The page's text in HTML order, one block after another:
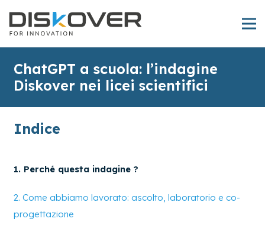
ChatGPT a scuola: l’indagine
Diskover nei licei scientifici
Indice
1. Perché questa indagine ?
2. Come abbiamo lavorato: ascolto, laboratorio e co-
progettazione